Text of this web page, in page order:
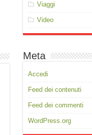
Viaggi
Video
Meta
Accedi
Feed dei contenuti
Feed dei commenti
WordPress.org